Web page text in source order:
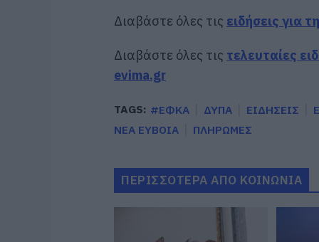
Διαβάστε όλες τις ειδήσεις για
Διαβάστε όλες τις τελευταίες
evima.gr
TAGS: #ΕΦΚΑ ΔΥΠΑ ΕΙΔΗΣΕΙΣ
ΝΕΑ ΕΥΒΟΙΑ
ΠΛΗΡΩΜΕΣ
ΠΕΡΙΣΣΟΤΕΡΑ ΑΠΟ ΚΟΙΝΩΝΙΑ